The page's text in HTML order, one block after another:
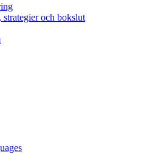
strategier och bokslut